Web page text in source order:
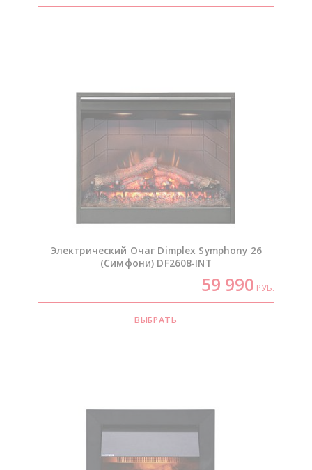
Электрический Очаг Dimplex Symphony 26
(Симфони) DF2608-INT
59 990 РУБ.